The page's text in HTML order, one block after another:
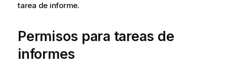
tarea de informe.
Permisos para tareas de
informes